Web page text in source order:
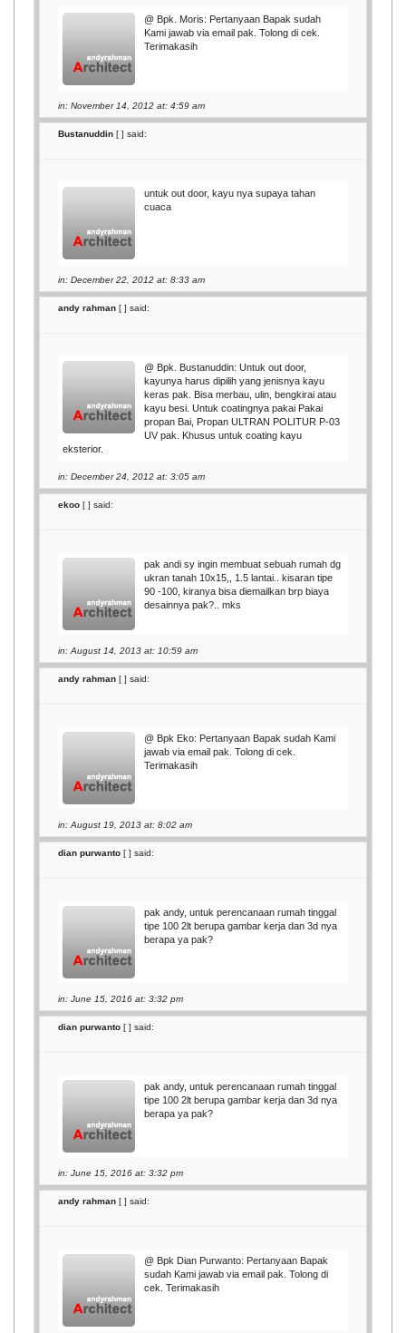
@ Bpk. Moris: Pertanyaan Bapak sudah
Kami jawab via email pak. Tolong di cek.
Terimakasih
in: November 14, 2012 at: 4:59 am
Bustanuddin [] said:
untuk out door, kayu nya supaya tahan
cuaca
in: December 22, 2012 at: 8:33 am
andy rahman [] said:
@ Bpk. Bustanuddin: Untuk out door,
kayunya harus dipilih yang jenisnya kayu
keras pak. Bisa merbau, ulin, bengkirai atau
kayu besi. Untuk coatingnya pakai Pakai
propan Bai, Propan ULTRAN POLITUR P-03
UV pak. Khusus untuk coating kayu
eksterior.
in: December 24, 2012 at: 3:05 am
ekoo [] said:
pak andi sy ingin membuat sebuah rumah dg
ukran tanah 10x15,, 1.5 lantai.. kisaran tipe
90 -100, kiranya bisa diemailkan brp biaya
desainnya pak?.. mks
in: August 14, 2013 at: 10:59 am
andy rahman [] said:
@ Bpk Eko: Pertanyaan Bapak sudah Kami
jawab via email pak. Tolong di cek.
Terimakasih
in: August 19, 2013 at: 8:02 am
dian purwanto [] said:
pak andy, untuk perencanaan rumah tinggal
tipe 100 2lt berupa gambar kerja dan 3d nya
berapa ya pak?
in: June 15, 2016 at: 3:32 pm
dian purwanto [] said:
pak andy, untuk perencanaan rumah tinggal
tipe 100 2lt berupa gambar kerja dan 3d nya
berapa ya pak?
in: June 15, 2016 at: 3:32 pm
andy rahman [] said:
@ Bpk Dian Purwanto: Pertanyaan Bapak
sudah Kami jawab via email pak. Tolong di
cek. Terimakasih